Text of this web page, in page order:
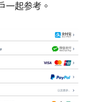
一起参考。